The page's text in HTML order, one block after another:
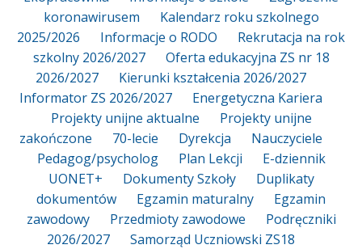
koronawirusem
Kalendarz roku szkolnego
2025/2026
Informacje o RODO
Rekrutacja na rok
szkolny 2026/2027
Oferta edukacyjna ZS nr 18
2026/2027
Kierunki kształcenia 2026/2027
Informator ZS 2026/2027
Energetyczna Kariera
Projekty unijne aktualne
Projekty unijne
zakończone
70-lecie Dyrekcja
Nauczyciele
Pedagog/psycholog
Plan Lekcji
E-dziennik
UONET+
Dokumenty Szkoły
Duplikaty
dokumentów
Egzamin maturalny
Egzamin
zawodowy
Przedmioty zawodowe
Podręczniki
2026/2027
Samorząd Uczniowski ZS18